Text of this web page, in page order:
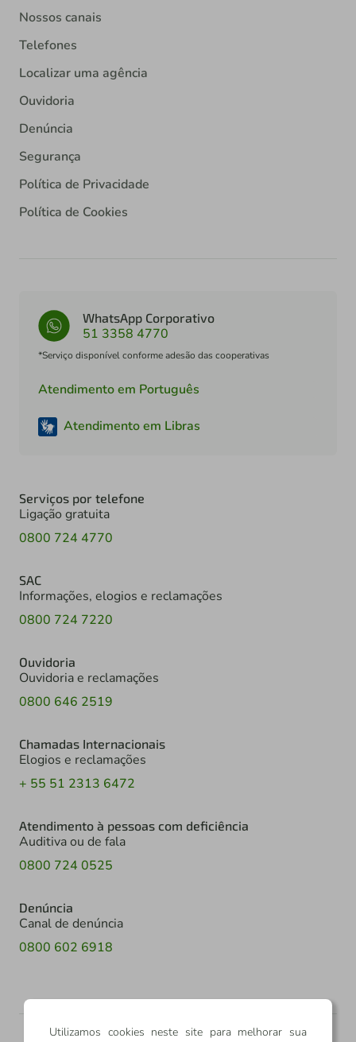
Nossos canais
Telefones
Localizar uma agência
Ouvidoria
Denúncia
Segurança
Política de Privacidade
Política de Cookies
WhatsApp Corporativo
51 3358 4770
*Serviço disponível conforme adesão das cooperativas
Atendimento em Português
Atendimento em Libras
Serviços por telefone
Ligação gratuita
0800 724 4770
SAC
Informações, elogios e reclamações
0800 724 7220
Ouvidoria
Ouvidoria e reclamações
0800 646 2519
Chamadas Internacionais
Elogios e reclamações
+ 55 51 2313 6472
Atendimento à pessoas com deficiência
Auditiva ou de fala
0800 724 0525
Denúncia
Canal de denúncia
0800 602 6918
Utilizamos cookies neste site para melhorar sua